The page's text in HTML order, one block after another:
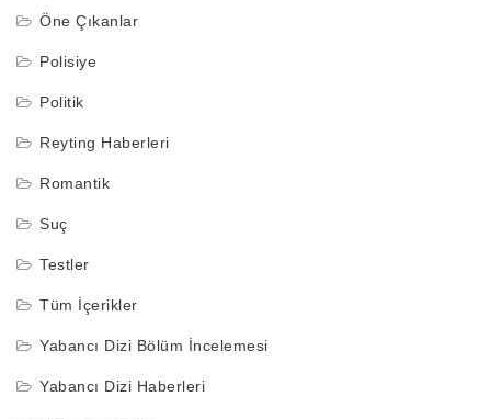
Öne Çıkanlar
Polisiye
Politik
Reyting Haberleri
Romantik
Suç
Testler
Tüm İçerikler
Yabancı Dizi Bölüm İncelemesi
Yabancı Dizi Haberleri